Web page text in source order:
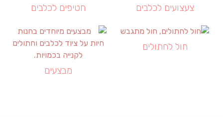
צעצועים לכלבים חטיפים לכלבים
חול לחתולים
מבצעים